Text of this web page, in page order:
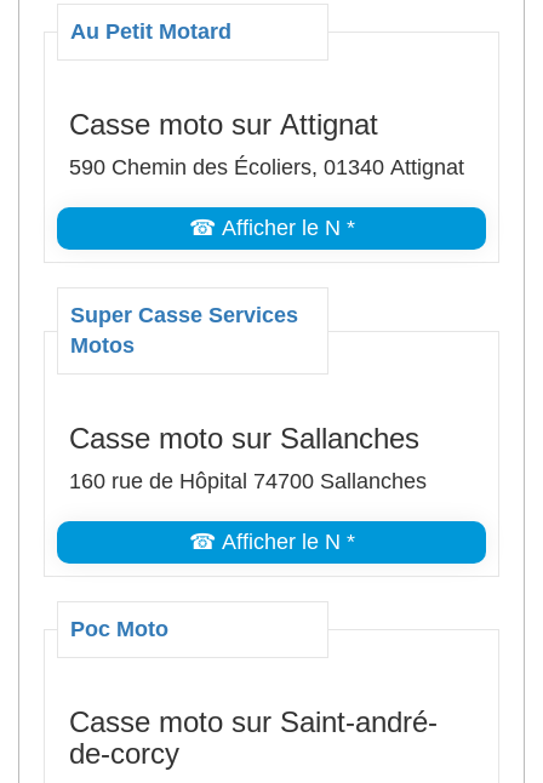
Au Petit Motard
Casse moto sur Attignat
590 Chemin des Écoliers, 01340 Attignat
☎ Afficher le N *
Super Casse Services
Motos
Casse moto sur Sallanches
160 rue de Hôpital 74700 Sallanches
☎ Afficher le N *
Poc Moto
Casse moto sur Saint-andré-
de-corcy